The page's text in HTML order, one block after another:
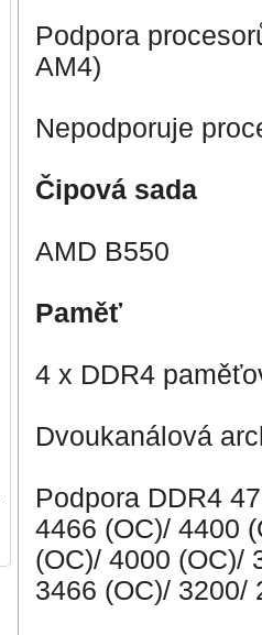
Podpora
AM4)
Nepodporuje
Čipová sada
AMD B550
Paměť
4 x DDR4
Dvoukanálová
Podpora DDR4
4466 (OC)/ 4400
(OC)/ 4000 (OC)/
3466 (OC)/ 3200/